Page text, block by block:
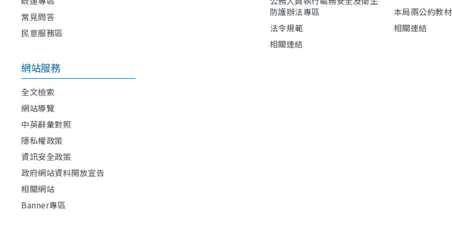
常見問答
民意服務區
防護辦法專區
法令規範
相關連結
本局兩公約教材
相關連結
網站服務
全文檢索
網站導覽
中英辭彙對照
隱私權政策
資訊安全政策
政府網站資料開放宣告
相關網站
Banner專區